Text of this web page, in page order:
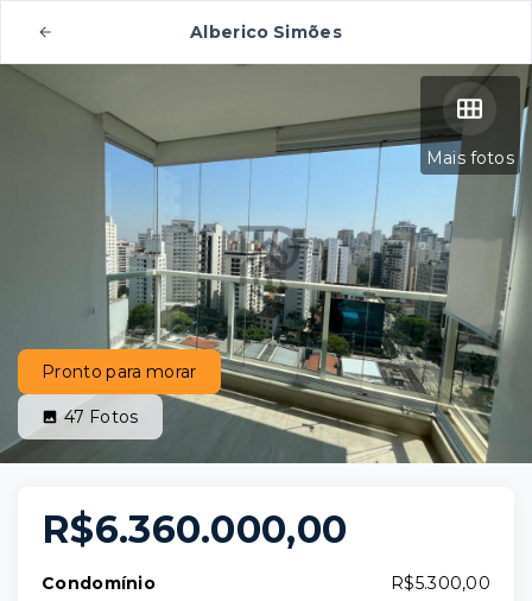
Alberico Simões
Mais fotos
Pronto para morar
47 Fotos
R$6.360.000,00
Condomínio
R$5.300,00